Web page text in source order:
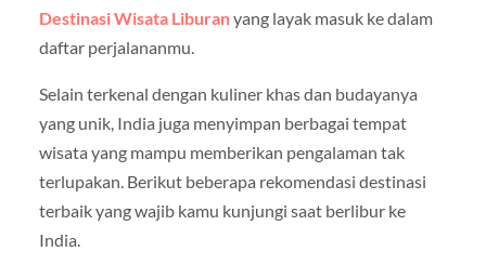
Destinasi Wisata Liburanyang layak masuk ke dalam
daftar perjalananmu.
Selain terkenal dengan kuliner khas dan budayanya
yang unik, India juga menyimpan berbagai tempat
wisata yang mampu memberikan pengalaman tak
terlupakan. Berikut beberapa rekomendasi destinasi
terbaik yang wajib kamu kunjungi saat berlibur ke
India.